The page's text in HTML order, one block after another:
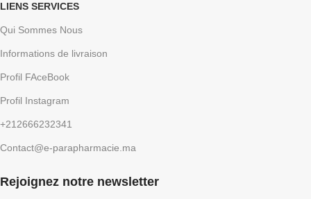
LIENS SERVICES
Qui Sommes Nous
Informations de livraison
Profil FAceBook
Profil Instagram
+212666232341
Contact@e-parapharmacie.ma
Rejoignez notre newsletter